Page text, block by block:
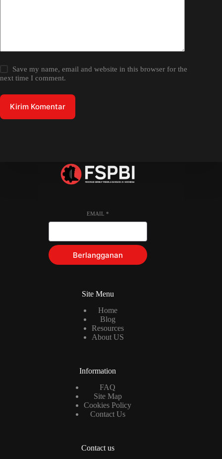
Save my name, email and website in this browser for the
next time I comment.
Kirim Komentar
EMAIL *
Berlangganan
Site Menu
Home
Blog
Resources
About US
Information
FAQ
Site Map
Cookies Policy
Contact Us
Contact us